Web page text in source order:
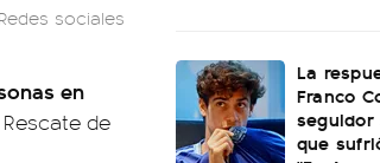
Redes sociales
en
de
La
Franco
seguidor
que